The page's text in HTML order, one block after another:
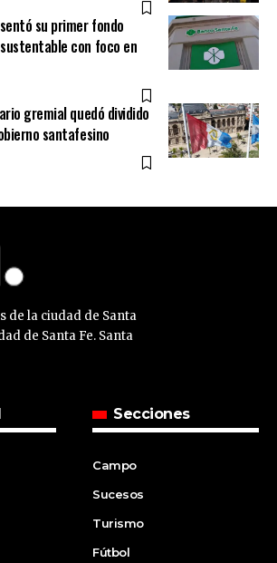
su primer fondo
con foco en
gremial quedó dividido
santafesino
de la ciudad de Santa
de Santa Fe. Santa
Secciones
Campo
Sucesos
Turismo
Fútbol